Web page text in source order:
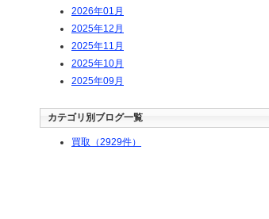
2026年01 月
2025年12 月
2025年11 月
2025年10月
2025年09月
カテゴリ別ブログ一覧
買取（2929件）